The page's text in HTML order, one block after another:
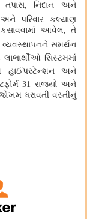
તપાસ, નિદાન અને
પરિવાર કલ્યાણ
આવેલ, તે
વ્યવસ્થાપનને સમર્થન
લાભાર્થીઓ સિસ્ટમમાં
હાઈપરટેન્શન અને
31 રાજ્યો અને
ધરાવતી વસ્તીનું